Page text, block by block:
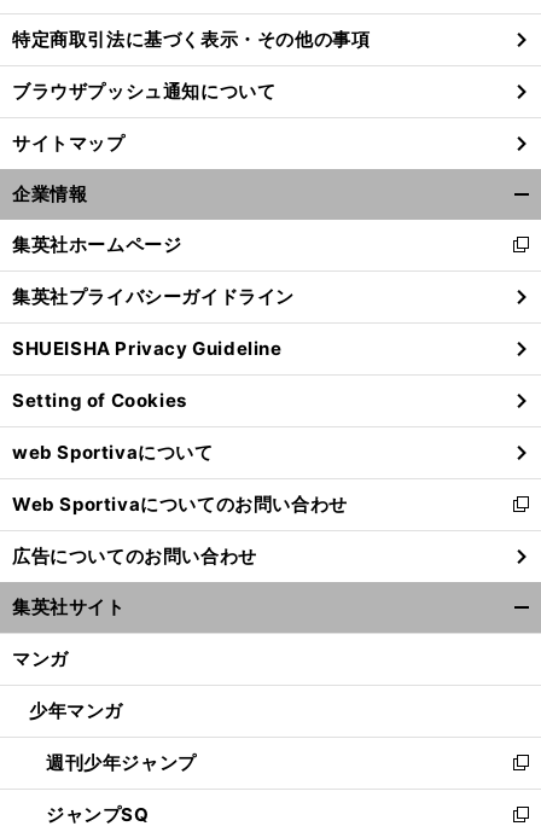
特定商取引法に基づく表示・その他の事項
ブラウザプッシュ通知について
サイトマップ
企業情報
閉
る
集英社ホームページ
新
し
い
ウ
ィ
ン
ド
ウ
で
開
く
集英社プライバシーガイドライン
SHUEISHA Privacy Guideline
Setting of Cookies
web Sportivaについて
Web Sportivaについてのお問い合わせ
新
し
い
ウ
ィ
ン
ウ
開
く
広告についてのお問い合わせ
集英社サイト
マンガ
少年マンガ
週刊少年ジャンプ
新
し
い
ジャンプSQ
新